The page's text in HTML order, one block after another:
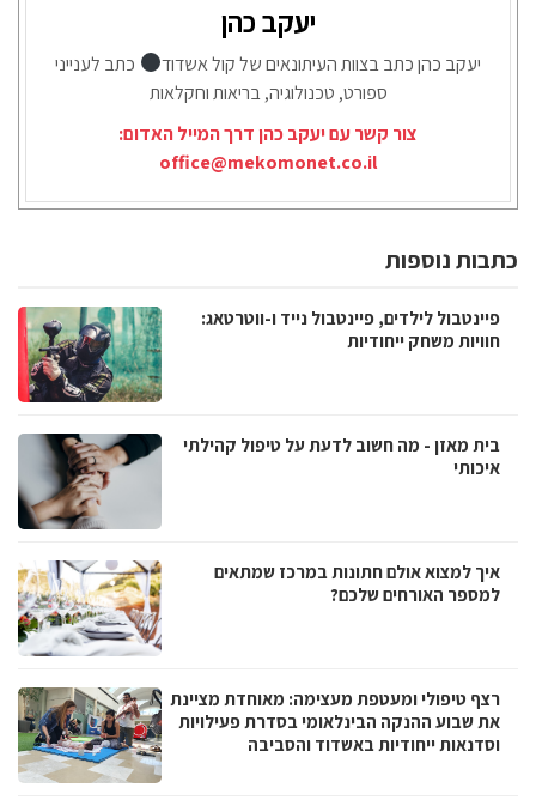
יעקב כהן
יעקב כהן כתב בצוות העיתונאים של קול אשדוד
כתב לענייני
ספורט, טכנולוגיה, בריאות וחקלאות
צור קשר עם יעקב כהן דרך המייל האדום:
office@mekomonet.co.il
כתבות נוספות
פיינטבול לילדים, פיינטבול נייד ו-ווטרטאג:
חוויות משחק ייחודיות
בית מאזן - מה חשוב לדעת על טיפול קהילתי
איכותי
איך למצוא אולם חתונות במרכז שמתאים
למספר האורחים שלכם?
רצף טיפולי ומעטפת מעצימה: מאוחדת מציינת
את שבוע ההנקה הבינלאומי בסדרת פעילויות
וסדנאות ייחודיות באשדוד והסביבה